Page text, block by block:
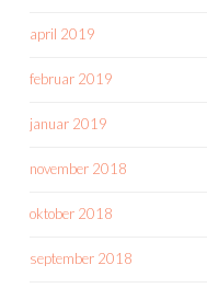
april 2019
februar 2019
januar 2019
november 2018
oktober 2018
september 2018